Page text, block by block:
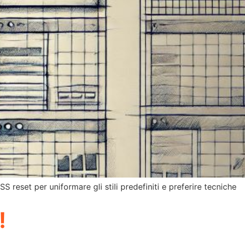
reset per uniformare gli stili predefiniti e preferire tecniche